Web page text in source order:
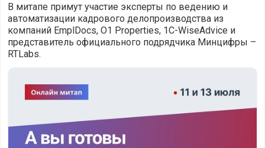
В митапе примут участие эксперты по ведению и
автоматизации кадрового делопроизводства из
компаний EmplDocs, O1 Properties, 1С-WiseAdvice и
представитель официального подрядчика Минцифры –
RTLabs.